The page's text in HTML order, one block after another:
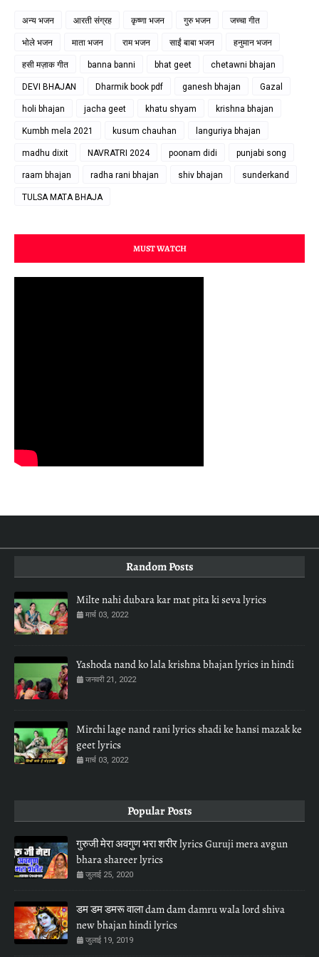
अन्य भजन आरती संग्रह कृष्णा भजन गुरु भजन जच्चा गीत
भोले भजन माता भजन राम भजन साईं बाबा भजन हनुमान भजन
हसी मज़ाक गीत banna banni bhat geet chetawni bhajan
DEVI BHAJAN Dharmik book pdf ganesh bhajan Gazal
holi bhajan jacha geet khatu shyam krishna bhajan
Kumbh mela 2021 kusum chauhan languriya bhajan
madhu dixit NAVRATRI 2024 poonam didi punjabi song
raam bhajan radha rani bhajan shiv bhajan sunderkand
TULSA MATA BHAJA
MUST WATCH
Random Posts
Milte nahi dubara kar mat pita ki seva lyrics
मार्च 03, 2022
Yashoda nand ko lala krishna bhajan lyrics in hindi
जनवरी 21, 2022
Mirchi lage nand rani lyrics shadi ke hansi mazak ke
geet lyrics
मार्च 03, 2022
Popular Posts
गुरुजी मेरा अवगुण भरा शरीर lyrics Guruji mera avgun
bhara shareer lyrics
जुलाई 25, 2020
डम डम डमरू वाला dam dam damru wala lord shiva
new bhajan hindi lyrics
जुलाई 19, 2019